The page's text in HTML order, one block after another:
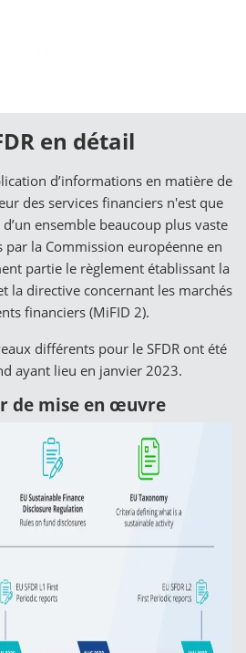
en détail
d’informations en matière de
des services financiers n'est que
ensemble beaucoup plus vaste
la Commission européenne en
partie le règlement établissant la
la directive concernant les marchés
financiers (MiFID 2).
différents pour le SFDR ont été
ayant lieu en janvier 2023.
de mise en œuvre